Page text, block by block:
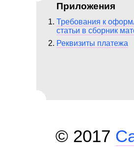
Приложения
Требования к
статьи в сборник
Реквизиты платежа
© 2017